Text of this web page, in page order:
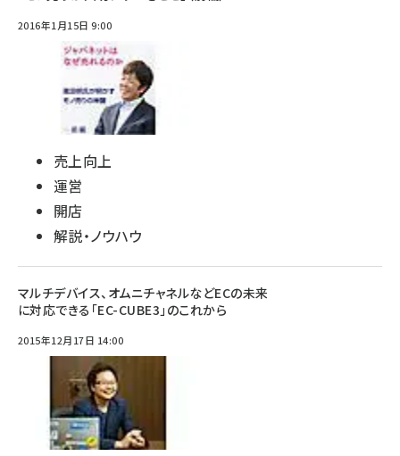
2016年1月15日 9:00
売上向上
運営
開店
解説・ノウハウ
マルチデバイス、オムニチャネルなどECの未来
に対応できる「EC-CUBE3」のこれから
2015年12月17日 14:00